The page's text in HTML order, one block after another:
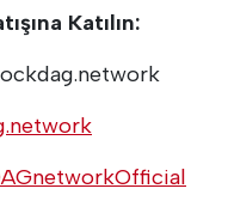
Katılın: